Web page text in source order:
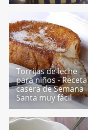
Torrijas de leche
para niños - Receta
casera de Semana
Santa muy fácil